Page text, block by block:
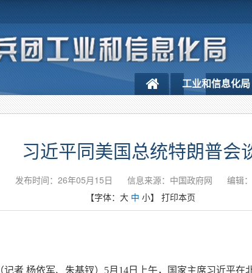
工业和信息化局
习近平同美国总统特朗普会
发布时间：26年05月15日 信息来源：中国政府网
编辑
【字体： 大 中 小】 打印本页
记者 杨依军、朱基钗）5月14日上午，国家主席习近平在